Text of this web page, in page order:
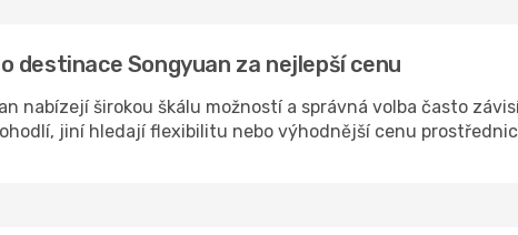
destinace Songyuan za nejlepší cenu
nabízejí širokou škálu možností a správná volba často
jiní hledají flexibilitu nebo výhodnější cenu